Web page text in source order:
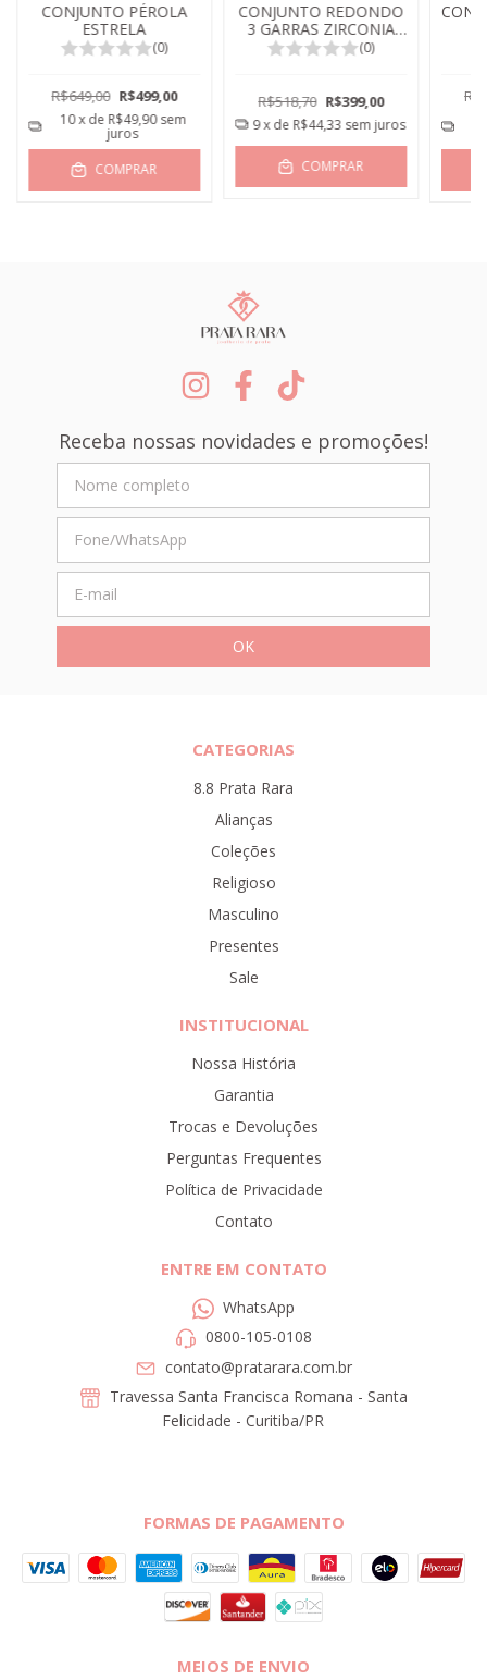
CONJUNTO PÉROLA
ESTRELA
(0)
R$649,00 R$499,00
10x de R$49,90 sem
juros
COMPRAR
CONJUNTO REDONDO
3 GARRAS ZIRCONIA
CRISTAL (0)
R$518,70 R$399,00
9x de R$44,33 sem juros
COMPRAR
Receba nossas novidades e promoções!
CATEGORIAS
8.8 Prata Rara
Alianças
Coleções
Religioso
Masculino
Presentes
Sale
INSTITUCIONAL
Nossa História
Garantia
Trocas e Devoluções
Perguntas Frequentes
Política de Privacidade
Contato
ENTRE EM CONTATO
WhatsApp
0800-105-0108
contato@pratarara.com.br
Travessa Santa Francisca Romana - Santa
Felicidade - Curitiba/PR
FORMAS DE PAGAMENTO
MEIOS DE ENVIO